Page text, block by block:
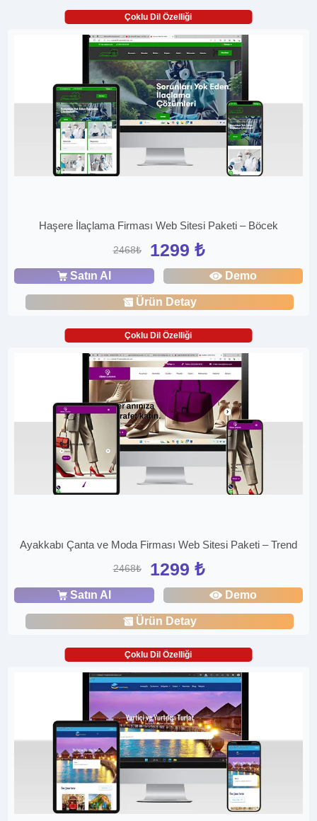
Çoklu Dil Özelliği
Haşere İlaçlama Firması Web Sitesi Paketi – Böcek
2468₺ 1299 ₺
Satın Al Demo
Ürün Detay
Çoklu Dil Özelliği
Ayakkabı Çanta ve Moda Firması Web Sitesi Paketi – Trend
2468₺ 1299 ₺
Satın Al Demo
Ürün Detay
Çoklu Dil Özelliği